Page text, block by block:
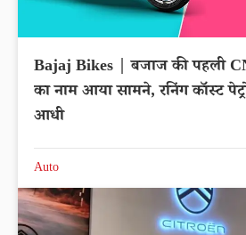
Bajaj Bikes | बजाज की पहली
का नाम आया सामने, रनिंग कॉस्ट
आधी
Auto